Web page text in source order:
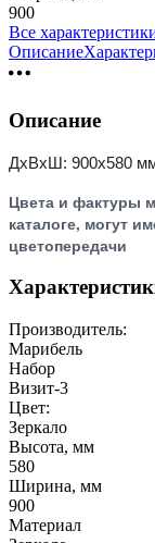
900
Все
Описание
Описание
ДхВхШ: 900х580
Цвета и фактуры
каталоге, могут
цветопередачи
Производитель:
Марибель
Набор
Визит-3
Цвет:
Зеркало
Высота, мм
580
Ширина, мм
900
Материал